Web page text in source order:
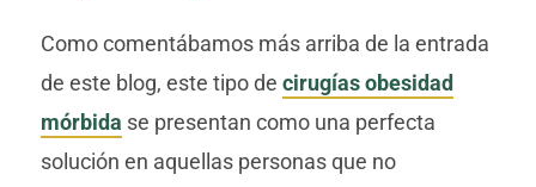
Como comentábamos más arriba de la entrada
de este blog, este tipo de cirugías obesidad
mórbida se presentan como una perfecta
solución en aquellas personas que no